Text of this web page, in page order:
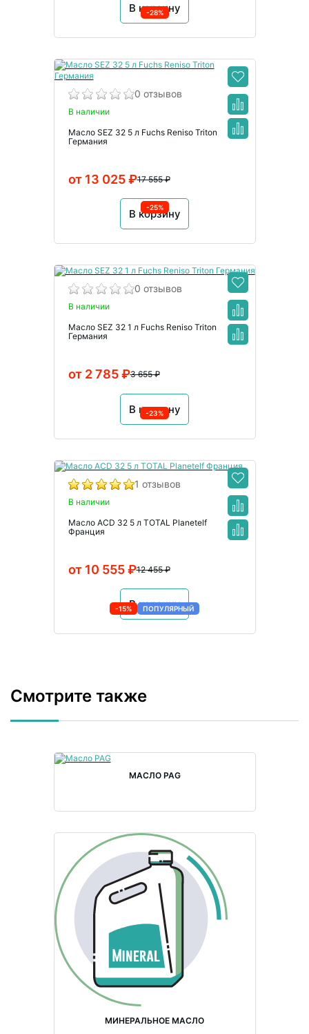
В корзину
-28%
0 отзывов
В наличии
Масло SEZ 32 5 л Fuchs Reniso Triton
Германия
17 555 ₽
от 13 025 ₽
В корзину
-25%
0 отзывов
В наличии
Масло SEZ 32 1 л Fuchs Reniso Triton
Германия
3 655 ₽
от 2 785 ₽
В корзину
-23%
1 отзывов
В наличии
Масло ACD 32 5 л TOTAL Planetelf
Франция
12 455 ₽
от 10 555 ₽
В корзину
-15% ПОПУЛЯРНЫЙ
Смотрите также
МАСЛО PAG
МИНЕРАЛЬНОЕ МАСЛО